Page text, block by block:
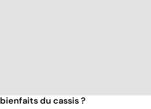
du cassis ?